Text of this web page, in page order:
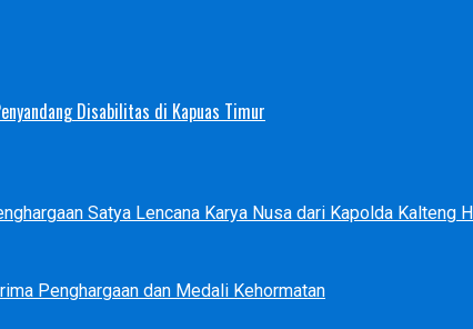
Disabilitas di Kapuas Timur
Satya Lencana Karya Nusa dari Kapolda Kalteng
Penghargaan dan Medali Kehormatan